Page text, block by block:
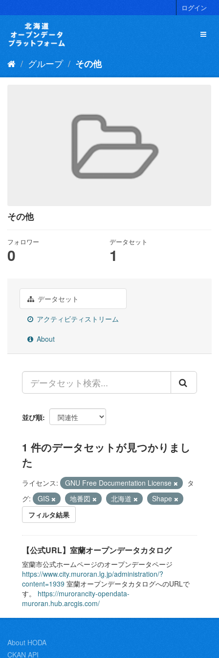
キ
ログイン
グループ その他
その他
フォロワー
0
データセット
1
データセット
アクティビティストリーム
About
並び順
1 件のデータセットが見つかりまし
た
ライセンス: GNU Free Documentation License
タ
グ:
GIS 地番図 北海道
Shape
フィルタ結果
【公式URL】室蘭オープンデータカタログ
室蘭市公式ホームページのオープンデータページ
https://www.city.muroran.lg.jp/administration/?
content=1939 室蘭オープンデータカタログへのURLで
す。 https://murorancity-opendata-
muroran.hub.arcgis.com/
About HODA
CKAN API